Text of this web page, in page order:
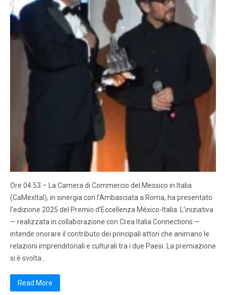
Ore 04.53 – La Camera di Commercio del Messico in Italia
(CaMexItal), in sinergia con l’Ambasciata a Roma, ha presentato
l’edizione 2025 del Premio d’Eccellenza México-Italia. L’iniziativa
— realizzata in collaborazione con Crea Italia Connections —
intende onorare il contributo dei principali attori che animano le
relazioni imprenditoriali e culturali tra i due Paesi. La premiazione
si è svolta…
Read More